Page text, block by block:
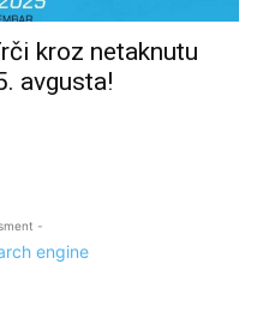
kroz netaknutu
avgusta!
-